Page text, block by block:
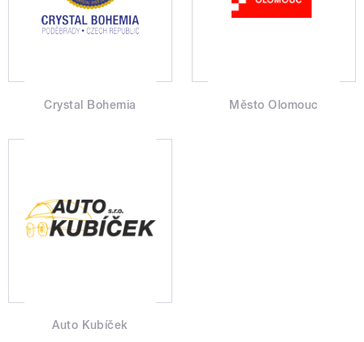
Crystal Bohemia Město Olomouc
Auto Kubíček